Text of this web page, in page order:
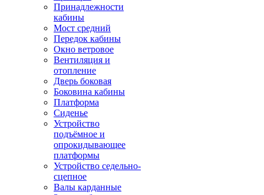
Принадлежности
кабины
Мост средний
Передок кабины
Окно ветровое
Вентиляция и
отопление
Дверь боковая
Боковина кабины
Платформа
Сиденье
Устройство
подъёмное и
опрокидывающее
платформы
Устройство седельно-
сцепное
Валы карданные